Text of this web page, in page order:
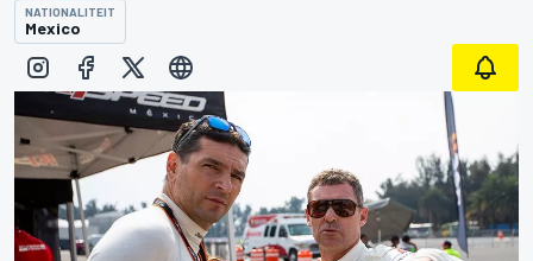
NATIONALITEIT
Mexico